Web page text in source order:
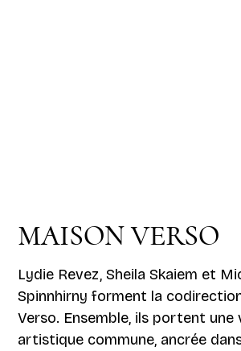
MAISON VERSO
Lydie Revez, Sheila Skaiem et
Spinnhirny forment la
Verso. Ensemble, ils portent une
artistique commune, ancrée